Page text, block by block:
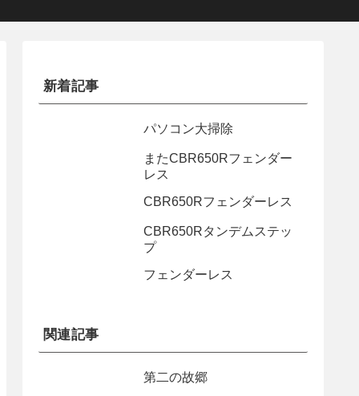
新着記事
パソコン大掃除
またCBR650Rフェンダー
レス
CBR650Rフェンダーレス
CBR650Rタンデムステッ
プ
フェンダーレス
関連記事
第二の故郷